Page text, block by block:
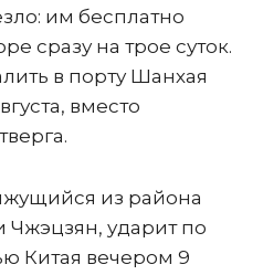
им бесплатно
сразу на трое суток.
в порту Шанхая
вместо
из района
ударит по
Китая вечером 9